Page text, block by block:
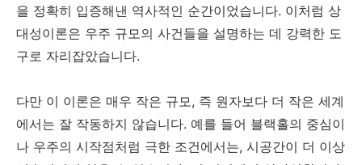
을 정확히 입증해낸 역사적인 순간이었습니다. 이처럼 상
대성이론은 우주 규모의 사건들을 설명하는 데 강력한 도
구로 자리잡았습니다.
다만 이 이론은 매우 작은 규모, 즉 원자보다 더 작은 세계
에서는 잘 작동하지 않습니다. 예를 들어 블랙홀의 중심이
나 우주의 시작점처럼 극한 조건에서는, 시공간이 더 이상